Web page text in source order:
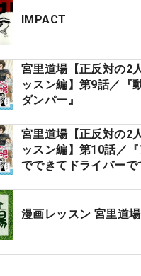
IMPACT
宮里道場【正反対の2
ッスン編】第9話／『
ダンパー』
宮里道場【正反対の2
ッスン編】第10話／
でできてドライバーで
漫画レッスン 宮里道場